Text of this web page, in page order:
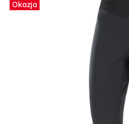
Okazja